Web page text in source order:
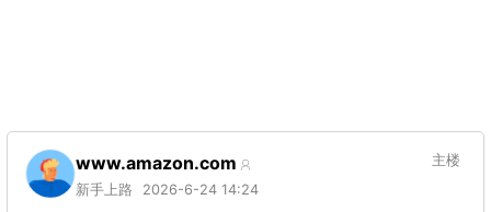
www.amazon.com
新手上路 2026-6-24 14:24
主楼